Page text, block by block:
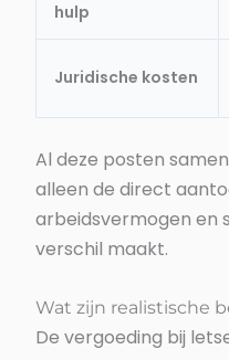
hulp
Juridische kosten
Al deze posten
alleen de direct
arbeidsvermogen en
verschil maakt.
Wat zijn realistische
De vergoeding bij